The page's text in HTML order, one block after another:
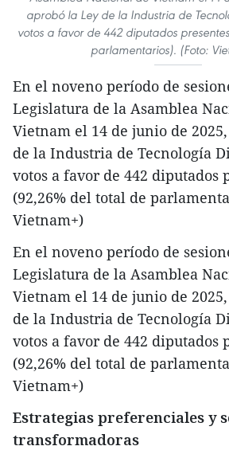
aprobó la Ley de la Industria de
votos a favor de 442 diputados
parlamentarios). (Foto:
En el noveno período de
Legislatura de la Asamblea
Vietnam el 14 de junio de
de la Industria de Tecnología
votos a favor de 442 diputados
(92,26% del total de
Vietnam+)
En el noveno período de
Legislatura de la Asamblea
Vietnam el 14 de junio de
de la Industria de Tecnología
votos a favor de 442 diputados
(92,26% del total de
Vietnam+)
Estrategias preferenciales y
transformadoras